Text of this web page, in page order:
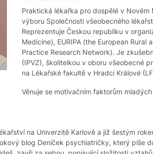
Praktická lékařka pro dospělé v
výboru Společnosti všeobecného
Reprezentuje Českou republiku v
Medicine), EURIPA (the European Rural
Practice Research Network). Je
(IPVZ), školitelkou v oboru všeobecné
na Lékařské fakultě v Hradci Králové
Věnuje se motivačním faktorům
na Univerzitě Karlově a již šestým
blog Deníček psychiatričky, který píše